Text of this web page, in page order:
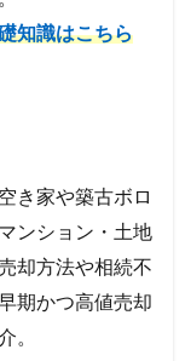
知識はこちら
き家や築古ボロ
ンション・土地
却方法や相続不
期かつ高値売却
。